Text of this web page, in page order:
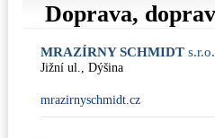
Doprava,
MRAZÍRNY SCHMIDT s.r.o.
Jižní ul., Dýšina
mrazirnyschmidt.cz